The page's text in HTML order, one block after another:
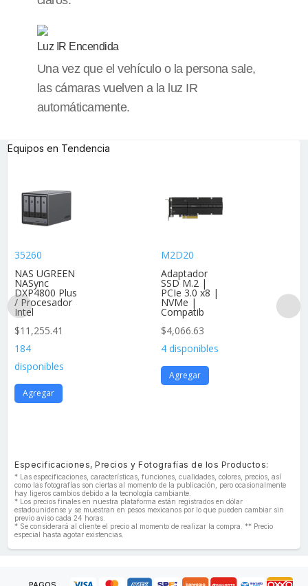
Luz IR Encendida
Una vez que el vehículo o la persona sale,
las cámaras vuelven a la luz IR
automáticamente.
Equipos en Tendencia
35260
NAS UGREEN
NASync
DXP4800 Plus
/ Procesador
Intel
$11,255.41
184
disponibles
Agregar
M2D20
Adaptador
SSD M.2 |
PCIe 3.0 x8 |
NVMe |
Compatib
$4,066.63
4 disponibles
Agregar
Especificaciones, Precios y Fotografías de los Productos:
* Las especificaciones, características, funciones, cualidades, colores, precios, así
como las fotografías son ciertas al momento de la publicación, pero ocasionalmente
hay ligeros cambios debido a la tecnología cambiante.
* Los precios finales en nuestra plataforma están registrados en dólar
estadounidense y se muestran en pesos mexicanos por lo que pueden cambiar sin
previo aviso cada 24 horas.
* Se considerará al cliente el precio al momento de realizar la compra. ** Precio
especial hasta agotar existencias.